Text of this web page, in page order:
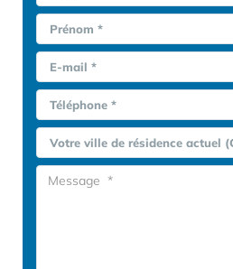
Prénom *
E-mail *
Téléphone *
Votre ville de résidence actuel